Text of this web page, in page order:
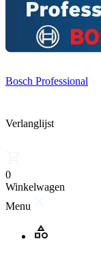
Bosch Professional
Verlanglijst
0
Winkelwagen
Menu